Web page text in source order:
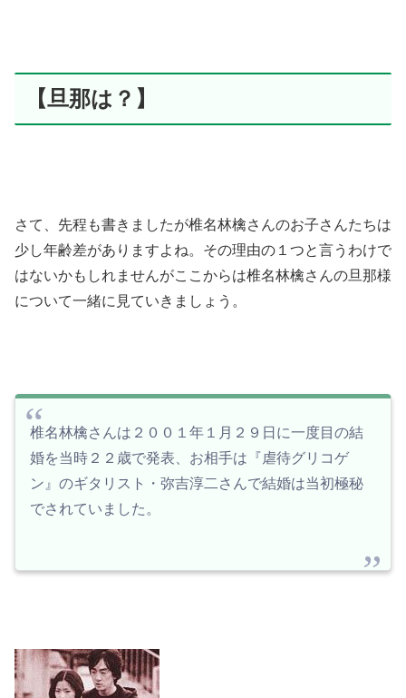
【旦那は？】
さて、先程も書きましたが椎名林檎さんのお子さんたちは
少し年齢差がありますよね。その理由の１つと言うわけで
はないかもしれませんがここからは椎名林檎さんの旦那様
について一緒に見ていきましょう。
椎名林檎さんは２００１年１月２９日に一度目の結
婚を当時２２歳で発表、お相手は『虐待グリコゲ
ン』のギタリスト・弥吉淳二さんで結婚は当初極秘
でされていました。